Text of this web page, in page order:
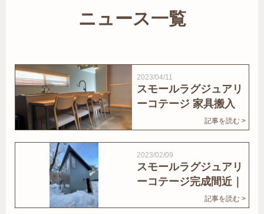
ニュース一覧
2023/04/11
スモールラグジュアリ
ーコテージ 家具搬入
記事を読む >
2023/02/09
スモールラグジュアリ
ーコテージ完成間近｜
記事を読む >